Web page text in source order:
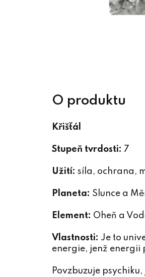
Křišťál
Stupeň tvrdosti: 7
Užití: síla, ochrana,
Planeta: Slunce a
Element: Oheň a
Vlastnosti: Je to
energie, jenž energii
Povzbuzuje